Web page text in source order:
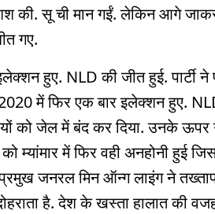
की. सू ची मान गईं. लेकिन आगे
गए.
हुए. NLD की जीत हुई. पार्टी
में फिर एक बार इलेक्शन हुए.
को जेल में बंद कर दिया. उनके ऊपर
म्यांमार में फिर वही अनहोनी
प्रमुख जनरल मिन ऑन्ग लाइंग ने
है. देश के खस्ता हालात की